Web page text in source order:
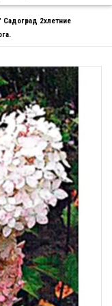
2хлетние